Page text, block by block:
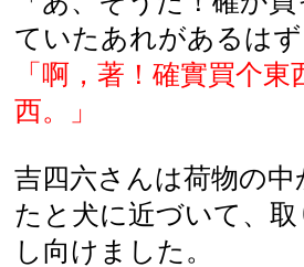
ていたあれがあるは
「啊，著！確實買个
西。」
吉四六さんは荷物の
たと犬に近づいて、
し向けました。